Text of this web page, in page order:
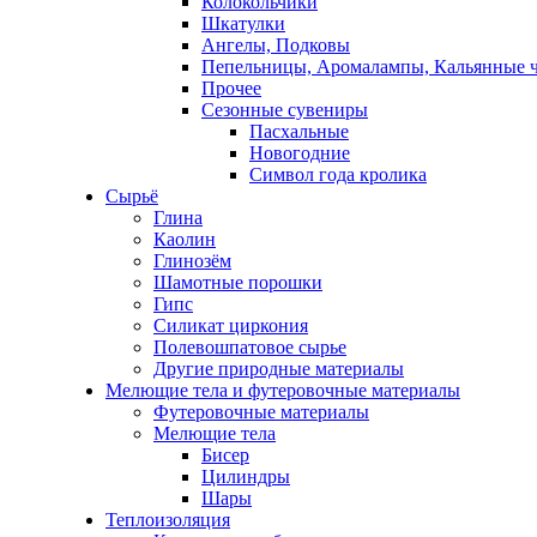
Шкатулки
Ангелы, Подковы
Пепельницы, Аромалампы, Кальянные
Прочее
Сезонные сувениры
Пасхальные
Новогодние
Символ года кролика
Сырьё
Глина
Каолин
Глинозём
Шамотные порошки
Гипс
Силикат циркония
Полевошпатовое сырье
Другие природные материалы
Мелющие тела и футеровочные материалы
Футеровочные материалы
Мелющие тела
Бисер
Цилиндры
Шары
Теплоизоляция